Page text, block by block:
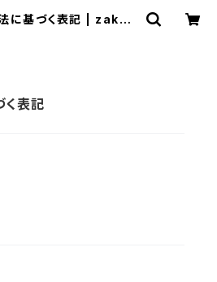
に基づく表記 | zakka
く表記